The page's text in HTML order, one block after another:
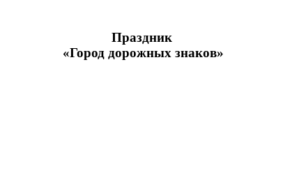
Праздник
«Город дорожных знаков»